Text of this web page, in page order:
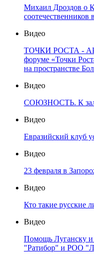
Михаил Дроздов о
соотечественников
Видео
ТОЧКИ РОСТА -
форуме «Точки
на пространстве
Видео
СОЮЗНОСТЬ. К
Видео
Евразийский клуб
Видео
23 февраля в
Видео
Кто такие русские
Видео
Помощь Луганску
"Ратибор" и РОО